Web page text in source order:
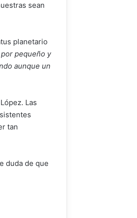
sean
planetario
pequeño y
aunque un
Las
tan
duda de que